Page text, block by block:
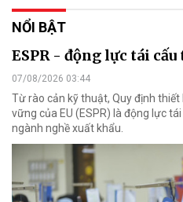
NỔI BẬT
ESPR - động lực tái
07/08/2026 03:44
Từ rào cản kỹ thuật, Quy định
vững của EU (ESPR) là động lực
ngành nghề xuất khẩu.